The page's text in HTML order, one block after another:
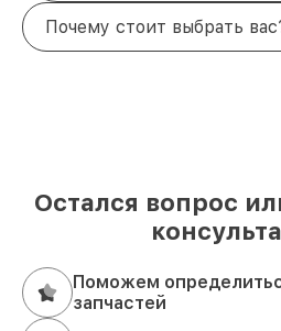
Почему стоит выбрать
Остался вопрос
Поможем
запчастей